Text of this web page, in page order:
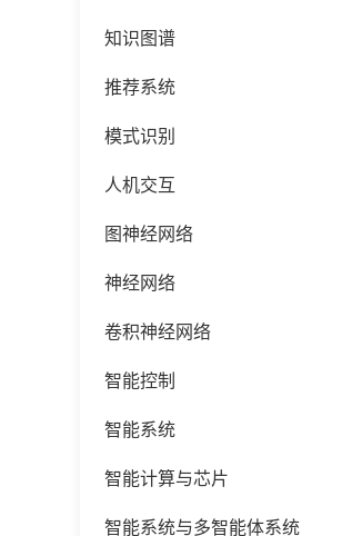
知识图谱
推荐系统
模式识别
人机交互
图神经网络
神经网络
卷积神经网络
智能控制
智能系统
智能计算与芯片
智能系统与多智能体系统